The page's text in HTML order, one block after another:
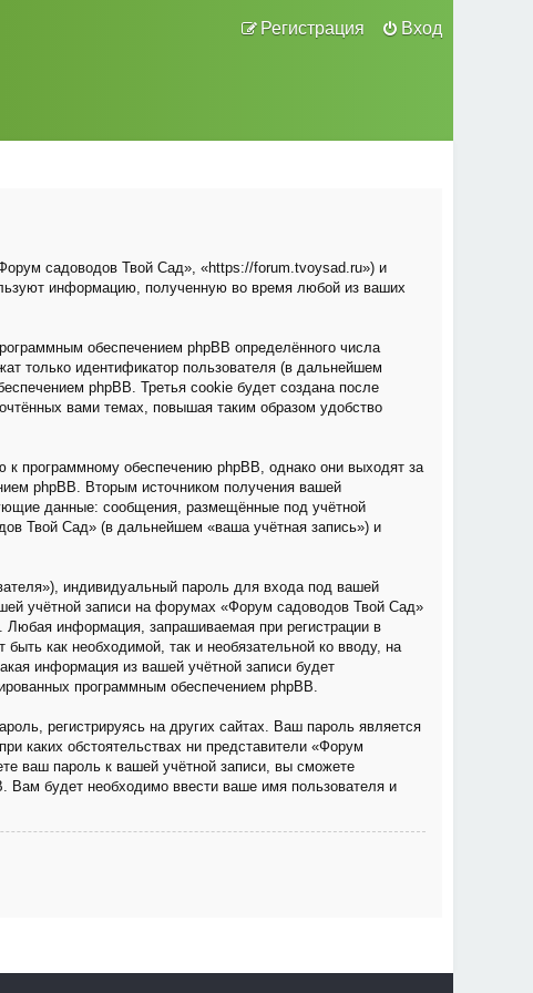
Вход
Регистрация
садоводов Твой Сад», «https://forum.tvoysad.ru») и
информацию, полученную во время любой из ваших
обеспечением phpBB определённого числа
только идентификатор пользователя (в дальнейшем
phpBB. Третья cookie будет создана после
вами темах, повышая таким образом удобство
программному обеспечению phpBB, однако они выходят за
phpBB. Вторым источником получения вашей
данные: сообщения, размещённые под учётной
Твой Сад» (в дальнейшем «ваша учётная запись») и
индивидуальный пароль для входа под вашей
учётной записи на форумах «Форум садоводов Твой Сад»
информация, запрашиваемая при регистрации в
как необходимой, так и необязательной ко вводу, на
информация из вашей учётной записи будет
программным обеспечением phpBB.
регистрируясь на других сайтах. Ваш пароль является
каких обстоятельствах ни представители «Форум
ваш пароль к вашей учётной записи, вы сможете
Вам будет необходимо ввести ваше имя пользователя и